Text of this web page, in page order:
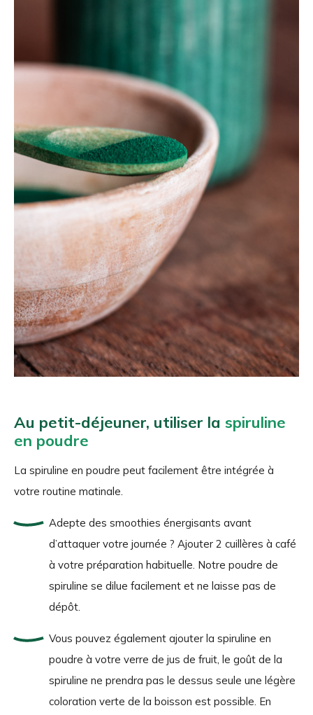
Au petit-déjeuner, utiliser la spiruline
en poudre
La spiruline en poudre peut facilement être intégrée à
votre routine matinale.
Adepte des smoothies énergisants avant
d’attaquer votre journée ? Ajouter 2 cuillères à café
à votre préparation habituelle. Notre poudre de
spiruline se dilue facilement et ne laisse pas de
dépôt.
Vous pouvez également ajouter la spiruline en
poudre à votre verre de jus de fruit, le goût de la
spiruline ne prendra pas le dessus seule une légère
coloration verte de la boisson est possible. En